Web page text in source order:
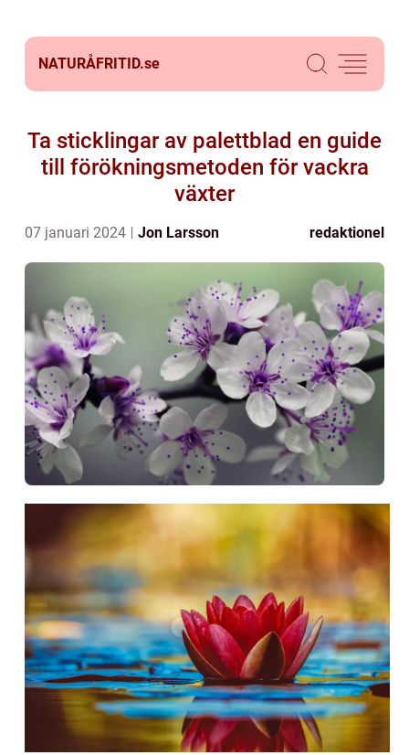
NATURÅFRITID.se
Ta sticklingar av palettblad en guide
till förökningsmetoden för vackra
växter
07 januari 2024 Jon Larsson redaktionel